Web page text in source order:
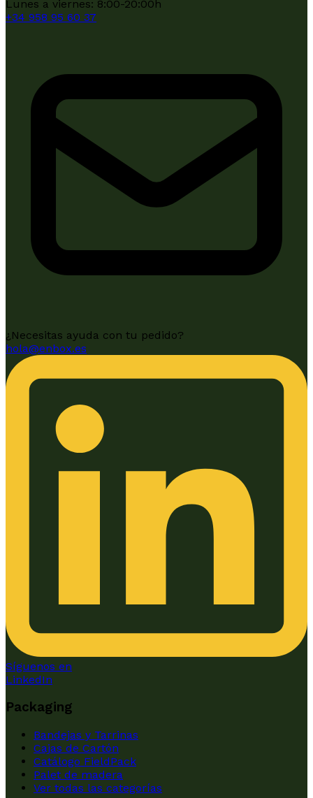
Lunes a viernes: 8:00-20:00h
+34 958 95 60 37
¿Necesitas ayuda con tu pedido?
hola@enbox.es
Síguenos en
LinkedIn
Packaging
Bandejas y Tarrinas
Cajas de Cartón
Catálogo FieldPack
Palet de madera
Ver todas las categorías